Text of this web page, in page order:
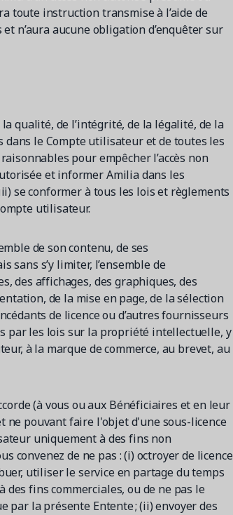
toute instruction transmise à l’aide de
n’aura aucune obligation d’enquêter sur
qualité, de l’intégrité, de la légalité, de la
le Compte utilisateur et de toutes les
pour empêcher l’accès non
et informer Amilia dans les
se conformer à tous les lois et règlements
utilisateur.
de son contenu, de ses
sans s’y limiter, l’ensemble de
des affichages, des graphiques, des
de la mise en page, de la sélection
de licence ou d’autres fournisseurs
par les lois sur la propriété intellectuelle, y
à la marque de commerce, au brevet, au
(à vous ou aux Bénéficiaires et en leur
ne pouvant faire l'objet d'une sous-licence
uniquement à des fins non
convenez de ne pas : (i) octroyer de licence
utiliser le service en partage du temps
fins commerciales, ou de ne pas le
par la présente Entente ; (ii) envoyer des